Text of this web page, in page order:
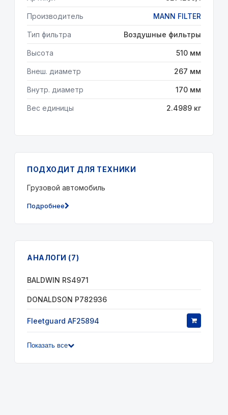
Производитель MANN FILTER
Тип фильтра Воздушные фильтры
Высота 510 мм
Внеш. диаметр 267 мм
Внутр. диаметр 170 мм
Вес единицы 2.4989 кг
ПОДХОДИТ ДЛЯ ТЕХНИКИ
Грузовой автомобиль
Подробнее
АНАЛОГИ (7)
BALDWIN RS4971
DONALDSON P782936
Fleetguard AF25894
Показать все